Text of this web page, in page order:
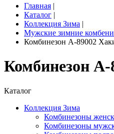
Главная |
Каталог |
Коллекция Зима |
Мужские зимние
Комбинезон A-89002
Комбинезон
Каталог
Коллекция Зима
Комбинезоны
Комбинезоны